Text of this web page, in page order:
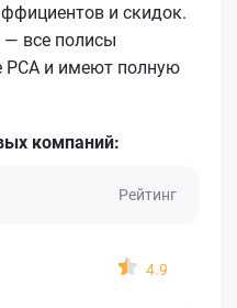
и скидок.
— все полисы
РСА и имеют полную
компаний:
Рейтинг
4.9